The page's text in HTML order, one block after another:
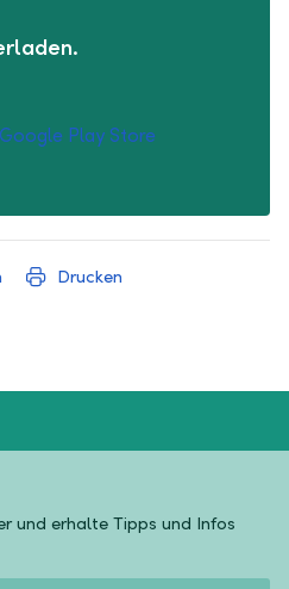
Drucken
und erhalte Tipps und Infos